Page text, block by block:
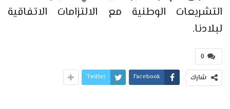
التشريعات الوطنية مع الالتزامات الاتفاقية
لبلادنا.
0
شارك Facebook
Twitter